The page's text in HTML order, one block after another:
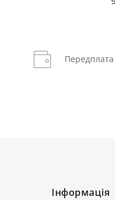
Передплата
Інформація